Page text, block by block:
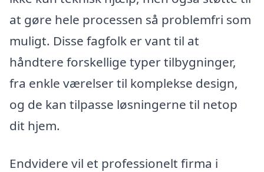
at gøre hele processen så problemfri som
muligt. Disse fagfolk er vant til at
håndtere forskellige typer tilbygninger,
fra enkle værelser til komplekse design,
og de kan tilpasse løsningerne til netop
dit hjem.
Endvidere vil et professionelt firma i